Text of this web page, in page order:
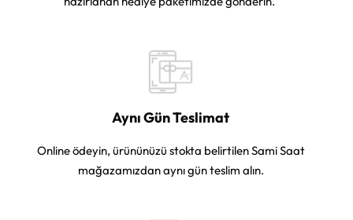
Aynı Gün Teslimat
Online ödeyin, ürününüzü stokta belirtilen Sami Saat
mağazamızdan aynı gün teslim alın.